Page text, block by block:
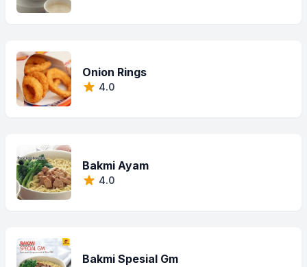
Onion Rings
4.0
Bakmi Ayam
4.0
Bakmi Spesial Gm